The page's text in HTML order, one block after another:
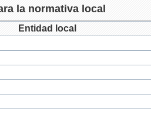
la normativa local
Entidad local